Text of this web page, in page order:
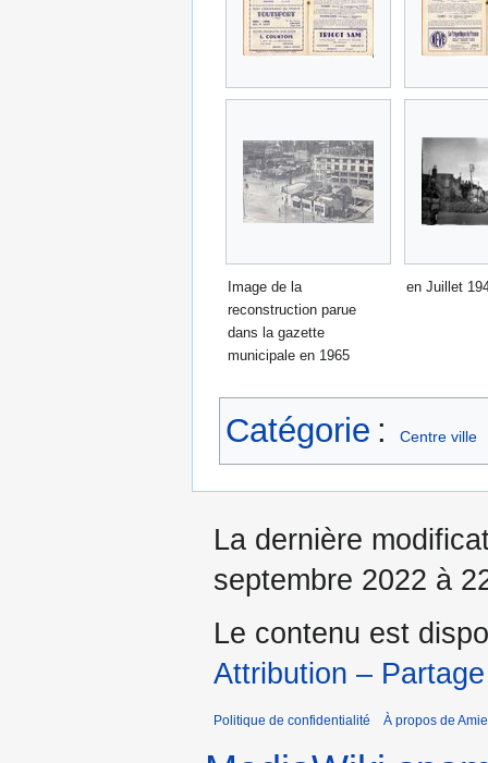
Image de la
reconstruction parue
dans la gazette
municipale en 1965
en Juillet
Catégorie : Centre ville
La dernière
septembre 2022 à
Le contenu est
Attribution –
Politique de confidentialité À propos de